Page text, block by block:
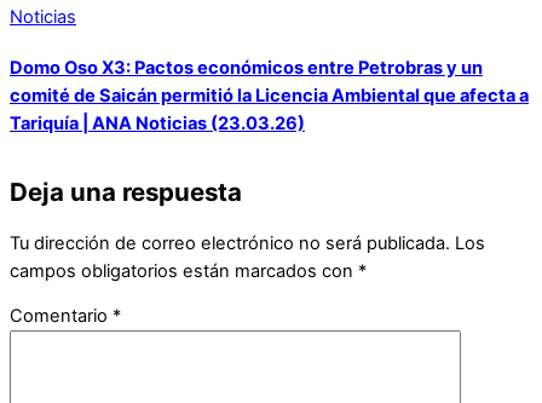
Noticias
Domo Oso X3: Pactos económicos entre Petrobras y un
comité de Saicán permitió la Licencia Ambiental que afecta a
Tariquía | ANA Noticias (23.03.26)
Deja una respuesta
Tu dirección de correo electrónico no será publicada. Los
campos obligatorios están marcados con *
Comentario *